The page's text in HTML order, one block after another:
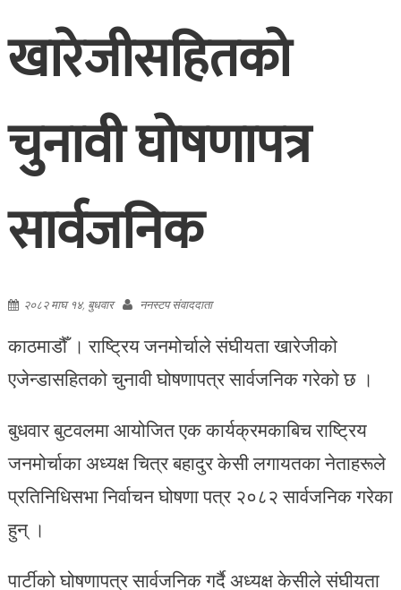
खारेजीसहितको
चुनावी घोषणापत्र
सार्वजनिक
२०८२ माघ १४, बुधवार ननस्टप संवाददाता
काठमाडौँ । राष्ट्रिय जनमोर्चाले संघीयता खारेजीको
एजेन्डासहितको चुनावी घोषणापत्र सार्वजनिक गरेको छ ।
बुधवार बुटवलमा आयोजित एक कार्यक्रमकाबिच राष्ट्रिय
जनमोर्चाका अध्यक्ष चित्र बहादुर केसी लगायतका नेताहरूले
प्रतिनिधिसभा निर्वाचन घोषणा पत्र २०८२ सार्वजनिक गरेका
हुन् ।
पार्टीको घोषणापत्र सार्वजनिक गर्दै अध्यक्ष केसीले संघीयता